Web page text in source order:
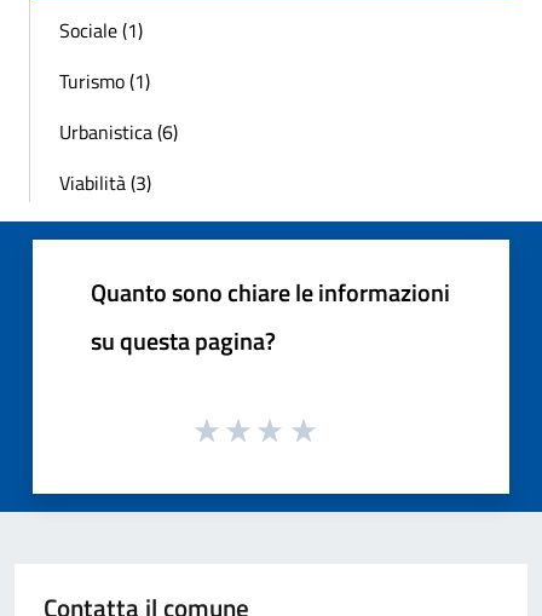
Sociale (1)
Turismo (1)
Urbanistica (6)
Viabilità (3)
Quanto sono chiare le informazioni
su questa pagina?
Contatta il comune